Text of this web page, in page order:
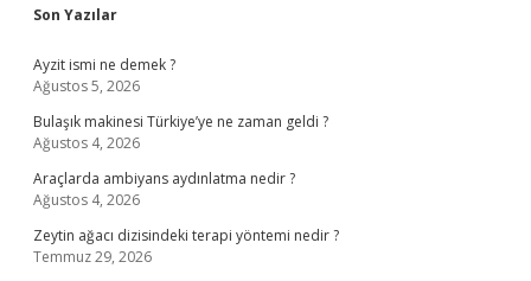
Sidebar
Son Yazılar
Ayzit ismi ne demek ?
Ağustos 5, 2026
Bulaşık makinesi Türkiye’ye ne zaman geldi ?
Ağustos 4, 2026
Araçlarda ambiyans aydınlatma nedir ?
Ağustos 4, 2026
Zeytin ağacı dizisindeki terapi yöntemi nedir ?
Temmuz 29, 2026